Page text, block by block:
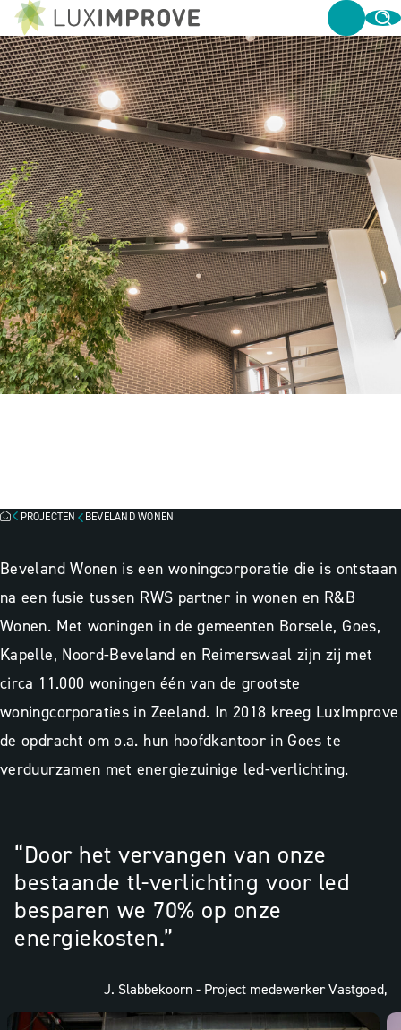
PROJECTEN BEVELAND WONEN
Beveland Wonen is een woningcorporatie die is ontstaan
na een fusie tussen RWS partner in wonen en R&B
Wonen. Met woningen in de gemeenten Borsele, Goes,
Kapelle, Noord-Beveland en Reimerswaal zijn zij met
circa 11.000 woningen één van de grootste
woningcorporaties in Zeeland. In 2018 kreeg LuxImprove
de opdracht om o.a. hun hoofdkantoor in Goes te
verduurzamen met energiezuinige led-verlichting.
“Door het vervangen van onze
bestaande tl-verlichting voor led
besparen we 70% op onze
energiekosten.”
J. Slabbekoorn - Project medewerker Vastgoed,